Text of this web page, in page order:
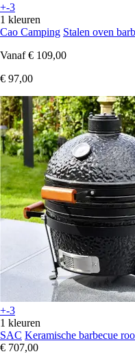
+-3
1 kleuren
Cao Camping Stalen oven
Vanaf € 109,00
€ 97,00
+-3
1 kleuren
SAC Keramische barbecue
€ 707,00